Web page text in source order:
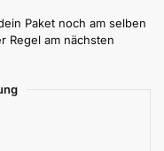
Paket noch am selben
Regel am nächsten